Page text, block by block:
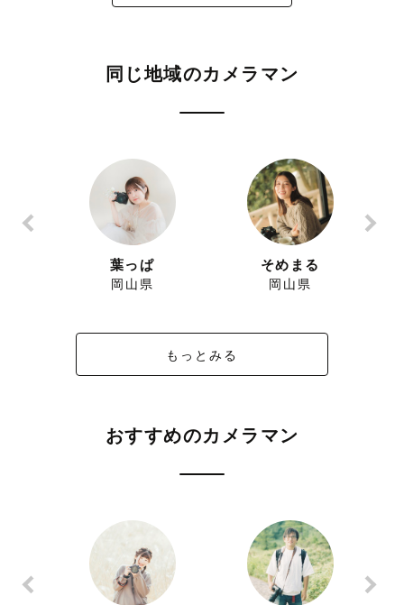
同じ地域のカメラマン
葉っぱ
岡山県
そめまる
岡山県
もっとみる
おすすめのカメラマン